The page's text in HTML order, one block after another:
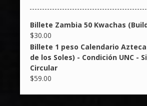
Billete Zambia 50 Kwachas
$30.00
Billete 1 peso Calendario
de los Soles) - Condición UNC -
Circular
$59.00